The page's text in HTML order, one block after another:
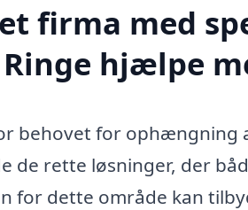
firma med
hjælpe
behovet for ophængning
de rette løsninger, der
for dette område kan